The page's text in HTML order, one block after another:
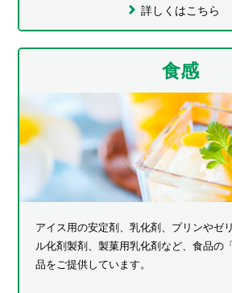
詳しくはこちら
食感
アイス用の安定剤、乳化剤、プリンやゼ
ル化剤製剤、製菓用乳化剤など、食品の
品をご提供しています。